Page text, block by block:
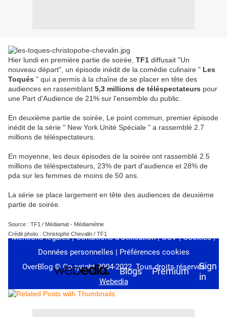
Hier lundi en première partie de soirée, TF1 diffusait "Un
nouveau départ", un épisode inédit de la comédie culinaire " Les
Toqués " qui a permis à la chaîne de se placer en tête des
audiences en rassemblant 5,3 millions de téléspectateurs pour
une Part d'Audience de 21% sur l'ensemble du public.
En deuxième partie de soirée, Le point commun, premier épisode
inédit de la série " New York Unité Spéciale " a rassemblé 2.7
millions de téléspectateurs.
En moyenne, les deux épisodes de la soirée ont rassemblé 2.5
millions de téléspectateurs, 23% de part d'audience et 28% de
pda sur les femmes de moins de 50 ans.
La série se place largement en tête des audiences de deuxième
partie de soirée.
Source : TF1 / Médiamat - Médiamétrie
Crédit photo : Christophe Chevalin / TF1